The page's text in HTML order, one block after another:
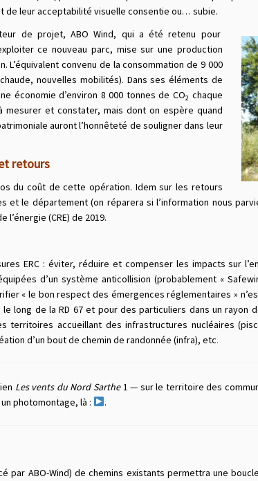
de leur acceptabilité visuelle consentie ou… subie.
de projet, ABO Wind, qui a été retenu pour
ce nouveau parc, mise sur une production
L’équivalent convenu de la consommation de 9 000
nouvelles mobilités). Dans ses éléments de
économie d’environ 8 000 tonnes de CO2 chaque
mesurer et constater, mais dont on espère quand
auront l’honnêteté de souligner dans leur
retours
du coût de cette opération. Idem sur les retours
et le département (on réparera si l’information nous
(CRE) de 2019.
ERC : éviter, réduire et compenser les impacts sur
d’un système anticollision (probablement «
« le bon respect des émergences réglementaires »
long de la RD 67 et pour des particuliers dans un rayon
territoires accueillant des infrastructures nucléaires
d’un bout de chemin de randonnée (infra), etc.
Les vents du Nord Sarthe1 — sur le territoire des
photomontage, là :
.
par ABO-Wind) de chemins existants permettra une